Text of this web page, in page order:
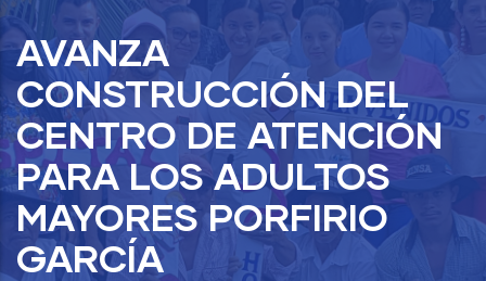
AVANZA
CONSTRUCCIÓN DEL
CENTRO DE ATENCIÓN
PARA LOS ADULTOS
MAYORES PORFIRIO
GARCÍA